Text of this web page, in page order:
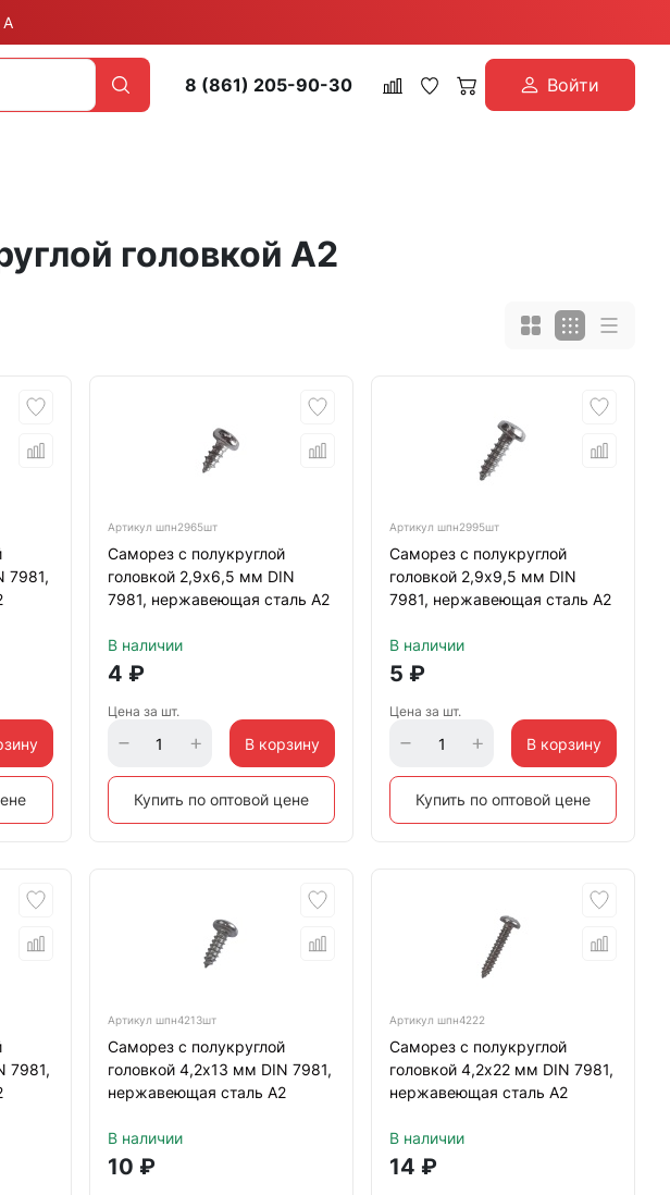
А
8 (861) 205-90-30 Войти
головкой А2
7981,
Артикул шпн2965шт
Саморез с полукруглой
головкой 2,9х6,5 мм DIN
7981, нержавеющая сталь А2
В наличии
4 ₽
Цена за шт.
В корзину
Купить по оптовой цене
Артикул шпн2995шт
Саморез с полукруглой
головкой 2,9х9,5 мм DIN
7981, нержавеющая сталь А2
В наличии
5 ₽
Цена за шт.
В корзину
Купить по оптовой цене
7981,
Артикул шпн4213шт
Саморез с полукруглой
головкой 4,2х13 мм DIN 7981,
нержавеющая сталь А2
В наличии
10 ₽
Артикул шпн4222
Саморез с полукруглой
головкой 4,2х22 мм DIN 7981,
нержавеющая сталь А2
В наличии
14 ₽